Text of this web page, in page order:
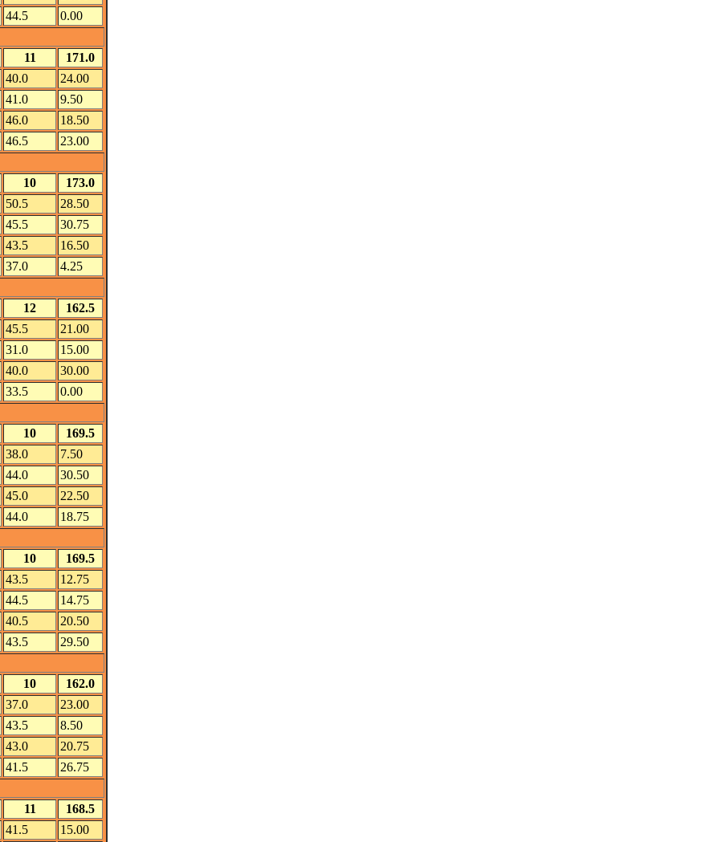
44.5 0.00
11
171.0
40.0
24.00
41.0
9.50
46.0
18.50
46.5 23.00
10
173.0
50.5
28.50
45.5
30.75
43.5
16.50
37.0 4.25
12
162.5
45.5
21.00
31.0
15.00
40.0
30.00
33.5 0.00
10
169.5
38.0
7.50
44.0
30.50
45.0
22.50
44.0 18.75
10
169.5
43.5
12.75
44.5
14.75
40.5
20.50
43.5 29.50
10
162.0
37.0
23.00
43.5
8.50
43.0
20.75
41.5 26.75
11
168.5
41.5
15.00